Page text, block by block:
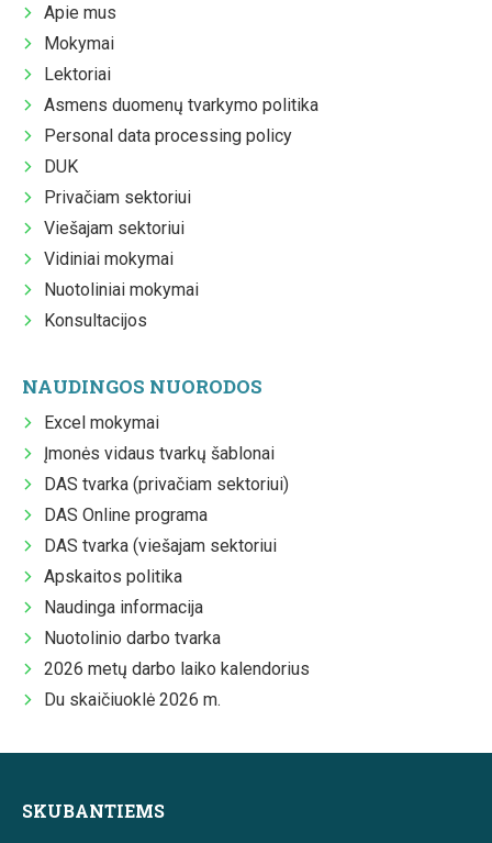
Apie mus
Mokymai
Lektoriai
Asmens duomenų tvarkymo politika
Personal data processing policy
DUK
Privačiam sektoriui
Viešajam sektoriui
Vidiniai mokymai
Nuotoliniai mokymai
Konsultacijos
NAUDINGOS NUORODOS
Excel mokymai
Įmonės vidaus tvarkų šablonai
DAS tvarka (privačiam sektoriui)
DAS Online programa
DAS tvarka (viešajam sektoriui
Apskaitos politika
Naudinga informacija
Nuotolinio darbo tvarka
2026 metų darbo laiko kalendorius
Du skaičiuoklė 2026 m.
SKUBANTIEMS